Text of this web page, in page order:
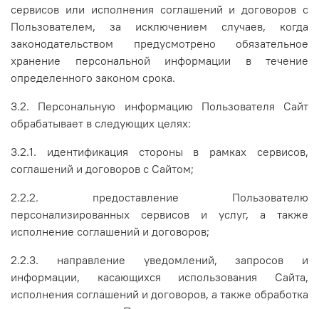
сервисов или исполнения соглашений и договоров с
Пользователем, за исключением случаев, когда
законодательством предусмотрено обязательное
хранение персональной информации в течение
определенного законом срока.
3.2. Персональную информацию Пользователя Сайт
обрабатывает в следующих целях:
3.2.1. идентификация стороны в рамках сервисов,
соглашений и договоров с Сайтом;
2.2.2. предоставление Пользователю
персонализированных сервисов и услуг, а также
исполнение соглашений и договоров;
2.2.3. направление уведомлений, запросов и
информации, касающихся использования Сайта,
исполнения соглашений и договоров, а также обработка